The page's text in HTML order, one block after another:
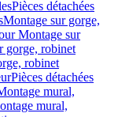
Pièces détachées
Montage sur gorge,
Montage sur
gorge, robinet
robinet
Pièces détachées
mural,
mural,